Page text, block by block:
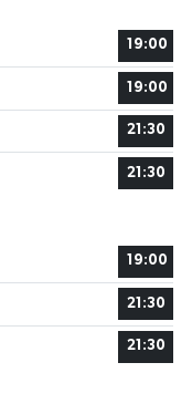
19:00
19:00
21:30
21:30
19:00
21:30
21:30